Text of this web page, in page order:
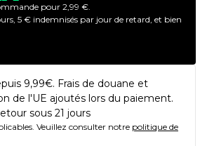
pour 2,99 €.
5 € indemnisés par jour de retard, et bien
9,99€. Frais de douane et
de l'UE ajoutés lors du paiement.
sous 21 jours
Veuillez consulter notre politique de